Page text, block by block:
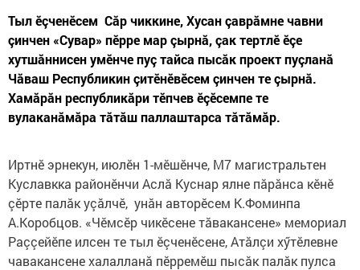
Тыл ӗçченӗсем Сăр чиккине, Хусан çаврăмне чавни
çинчен «Сувар» пӗрре мар çырнă, çак тертлӗ ӗçе
хутшăннисен умӗнче пуç тайса пысăк проект пуçланă
Чăваш Республикин çитӗнӗвӗсем çинчен те çырнă.
Хамăрăн республикăри тӗпчев ӗçӗсемпе те
вулаканăмăра тăтăш паллаштарса тăтăмăр.
Иртнӗ эрнекун, июлӗн 1-мӗшӗнче, М7 магистральтен
Куславкка районӗнчи Аслă Куснар ялне пăрăнса кӗнӗ
çӗрте палăк уçăлчӗ, унăн авторӗсем К.Фоминпа
А.Коробцов. «Чӗмсӗр чикӗсене тăвакансене» мемориал
Раççейӗпе илсен те тыл ӗçченӗсене, Атăлçи хӳтӗлевне
чавакансене халалланă пӗрремӗш пысăк палăк пулса